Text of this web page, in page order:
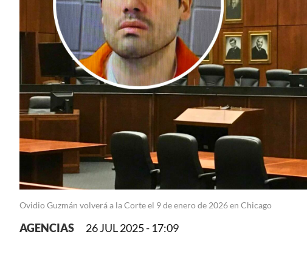
Ovidio Guzmán volverá a la Corte el 9 de enero de 2026 en Chicago
AGENCIAS 26 JUL 2025 - 17:09